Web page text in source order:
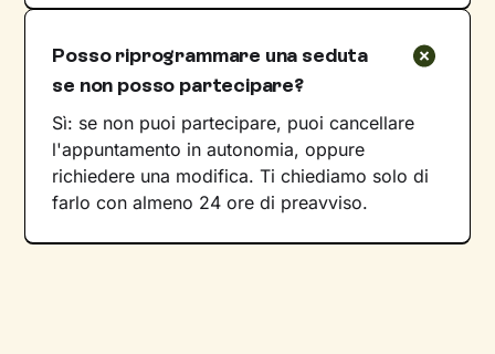
Posso riprogrammare una seduta
se non posso partecipare?
Sì: se non puoi partecipare, puoi cancellare
l'appuntamento in autonomia, oppure
richiedere una modifica. Ti chiediamo solo di
farlo con almeno 24 ore di preavviso.